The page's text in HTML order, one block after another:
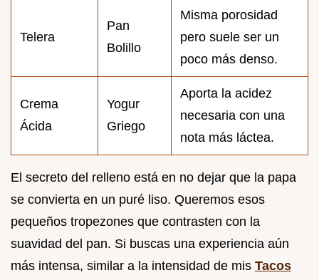
Telera
Pan
Bolillo
Misma porosidad
pero suele ser un
poco más denso.
Crema
Ácida
Yogur
Griego
Aporta la acidez
necesaria con una
nota más láctea.
El secreto del relleno está en no dejar que la papa
se convierta en un puré liso. Queremos esos
pequeños tropezones que contrasten con la
suavidad del pan. Si buscas una experiencia aún
más intensa, similar a la intensidad de mis Tacos